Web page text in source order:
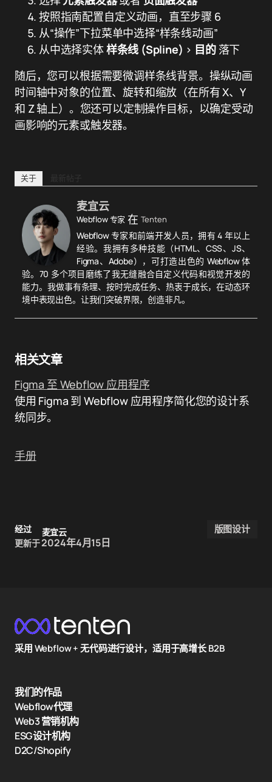
按照指南配置自定义动画，直至步骤 6
从“操作”下拉菜单中选择“样条线动画”
从中选择实体样条线 (Spline) > 目的落下
随后，您可以根据需要微调样条线背景。操纵动画
时间轴中对象的位置、旋转和缩放（在所有 X、Y
和 Z 轴上）。您还可以定制操作目标，以确定受动
画影响的元素或触发器。
关于 最新帖子
麦宜云
Webflow 专家 在 Tenten
Webflow 专家和前端开发人员，拥有 4 年以上
经验。我拥有多种技能（HTML、CSS、JS、
Figma、Adobe），可打造出色的 Webflow 体
验。70 多个项目磨练了我无缝融合自定义代码和视觉开发的
能力。我做事有条理、按时完成任务、热衷于成长，在动态环
境中表现出色。让我们突破界限，创造非凡。
相关文章
Figma 至 Webflow 应用程序
使用 Figma 到 Webflow 应用程序简化您的设计系
统同步。
手册
经过
麦宜云
更新于2024年4月15日
版图设计
采用 Webflow + 无代码进行设计，适用于高增长 B2B
我们的作品
Webflow代理
Web3 营销机构
ESG设计机构
D2C/Shopify